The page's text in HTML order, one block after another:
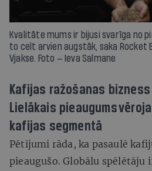
Kvalitāte mums ir bijusi svarīga no
to celt arvien augstāk, saka Rocket
Vjakse. Foto — Ieva Salmane
Kafijas ražošanas
Lielākais pieaugums
kafijas segmentā
Pētījumi rāda, ka pasaulē
pieaugušo. Globālu spēlētāju